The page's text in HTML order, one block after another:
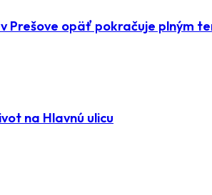
Prešove opäť pokračuje plným
na Hlavnú ulicu